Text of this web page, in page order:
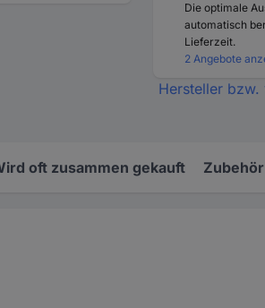
Die optimale
automatisch
Lieferzeit.
2 Angebote
Hersteller
oft zusammen gekauft Zubehör